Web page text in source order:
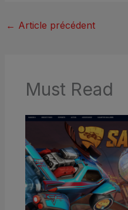
← Article précédent
Must Read